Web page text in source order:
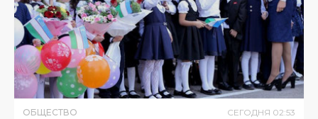
ОБЩЕСТВО СЕГОДНЯ 02:53